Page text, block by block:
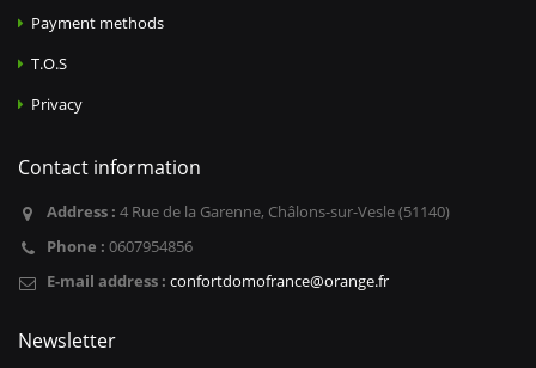
Payment methods
T.O.S
Privacy
Contact information
Address : 4 Rue de la Garenne, Châlons-sur-Vesle (51140)
Phone : 0607954856
E-mail address : confortdomofrance@orange.fr
Newsletter